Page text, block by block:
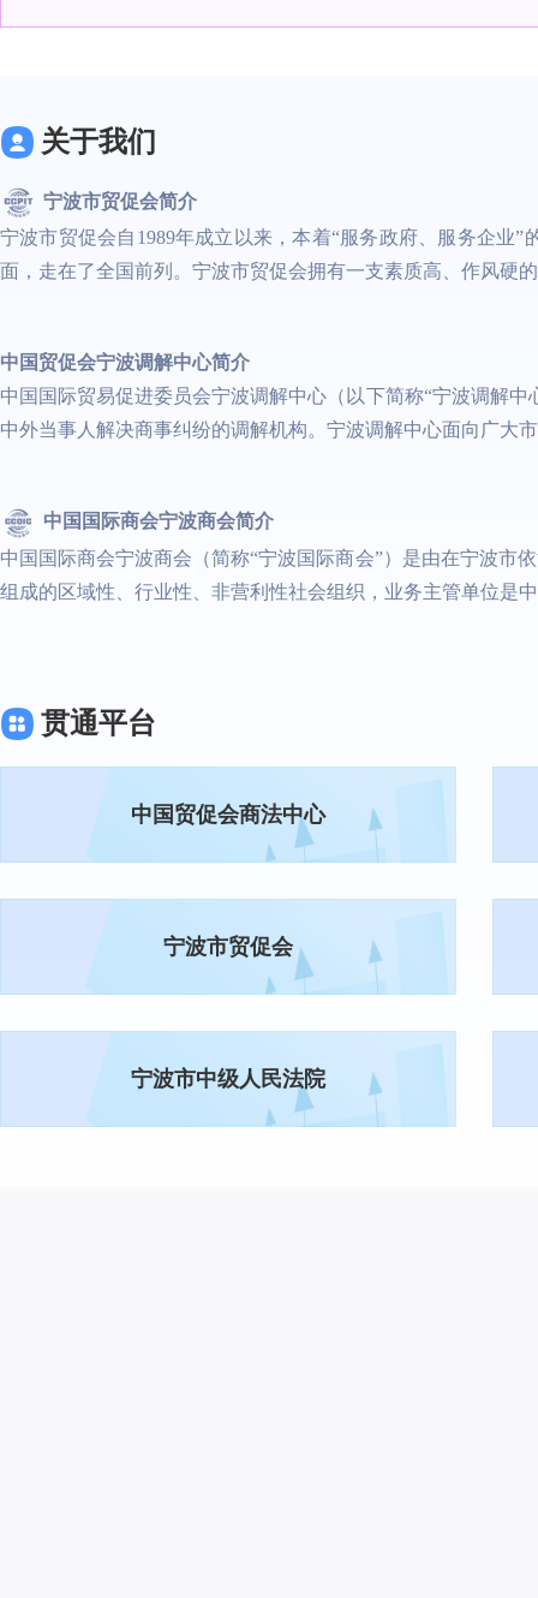
关于我们
宁波市贸促会简介
宁波市贸促会自1989年成立以来，本着“服务政府、服务企业
面，走在了全国前列。宁波市贸促会拥有一支素质高、作风硬
中国贸促会宁波调解中心简介
中国国际贸易促进委员会宁波调解中心（以下简称“宁波调解
中外当事人解决商事纠纷的调解机构。宁波调解中心面向广大
中国国际商会宁波商会简介
中国国际商会宁波商会（简称“宁波国际商会”）是由在宁波市
组成的区域性、行业性、非营利性社会组织，业务主管单位是
贯通平台
中国贸促会商法中心
宁波市贸促会
宁波市中级人民法院